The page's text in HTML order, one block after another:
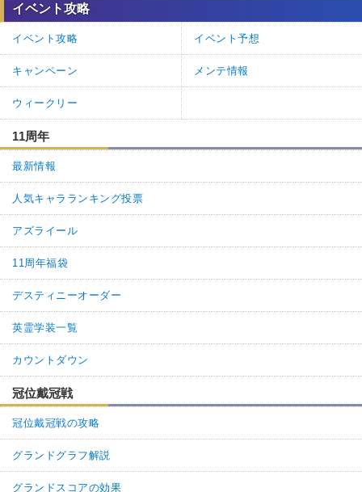
イベント攻略
イベント攻略 イベント予想
キャンペーン メンテ情報
ウィークリー
11周年
最新情報
人気キャラランキング投票
アズライール
11周年福袋
デスティニーオーダー
英霊学装一覧
カウントダウン
冠位戴冠戦
冠位戴冠戦の攻略
グランドグラフ解説
グランドスコアの効果